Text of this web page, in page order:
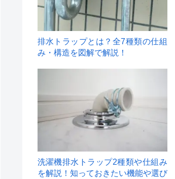
排水トラップとは？全7種類の仕組
み・構造を図解で解説！
洗濯機排水トラップ2種類や仕組み
を解説！知っておきたい機能や選び